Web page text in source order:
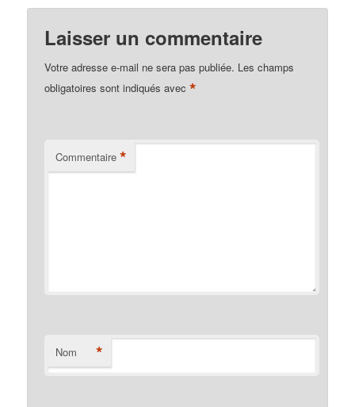
Laisser un commentaire
Votre adresse e-mail ne sera pas publiée. Les champs
obligatoires sont indiqués avec*
Commentaire *
Nom *